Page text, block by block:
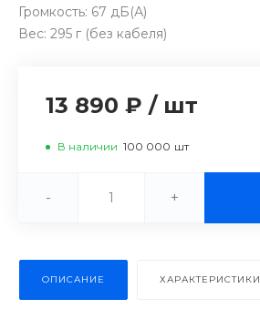
Громкость: 67 дБ(А)
Вес: 295 г (без кабеля)
13 890 ₽ / шт
В наличии 100 000 шт
- +
ОПИСАНИЕ ХАРАКТЕРИСТИКИ